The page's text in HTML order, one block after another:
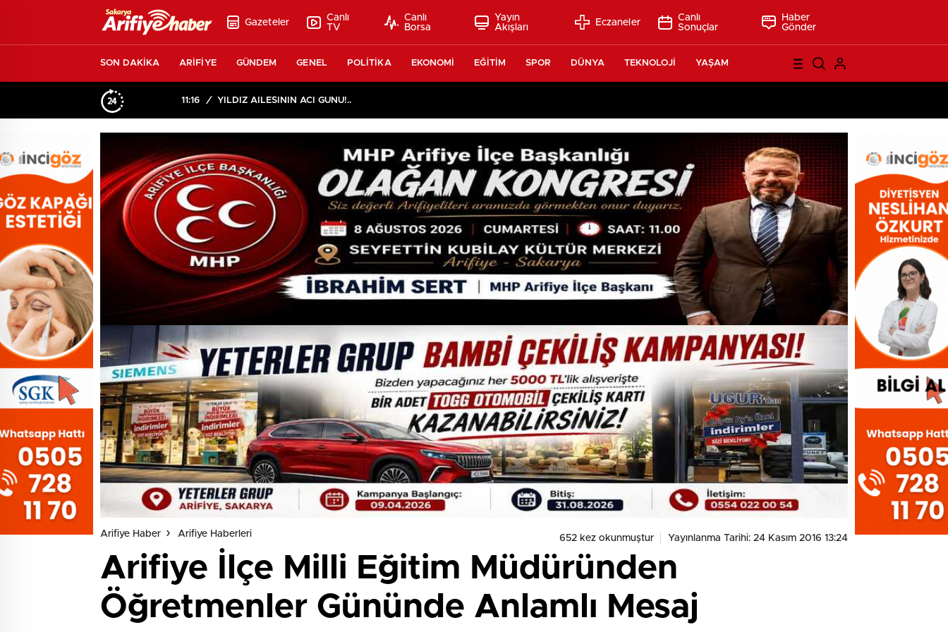
Gazeteler
Canlı
TV
Canlı
Borsa
Yayın
Akışları
Eczaneler
Canlı
Sonuçlar
Haber
Gönder
SON DAKİKA ARİFİYE GÜNDEM GENEL POLİTİKA EKONOMİ EĞİTİM SPOR DÜNYA TEKNOLOJİ YAŞAM
11:16 / YILDIZ AİLESİNİN ACI GÜNÜ!..
Arifiye Haber Arifiye Haberleri 652 kez okunmuştur Yayınlanma Tarihi: 24 Kasım 2016 13:24
Arifiye İlçe Milli Eğitim Müdüründen
Öğretmenler Gününde Anlamlı Mesaj